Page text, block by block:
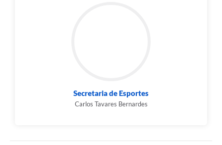
Secretaria de Esportes
Carlos Tavares Bernardes